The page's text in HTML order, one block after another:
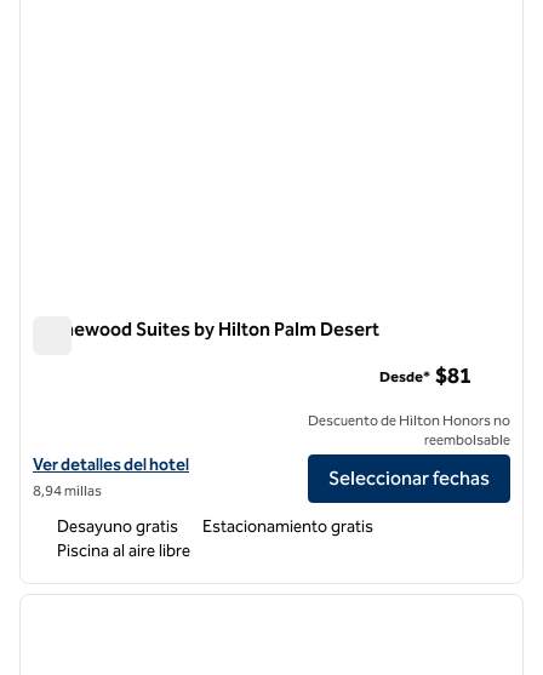
Homewood Suites by Hilton Palm Desert
Ver detalles del hotel Homewood Suites by Hilton Palm Desert
Ver detalles del hotel
8,94 millas
Desde* $81
Descuento de Hilton Honors no
reembolsable
Seleccionar fechas
Desayuno gratis
Estacionamiento gratis
Piscina al aire libre
1 de 12